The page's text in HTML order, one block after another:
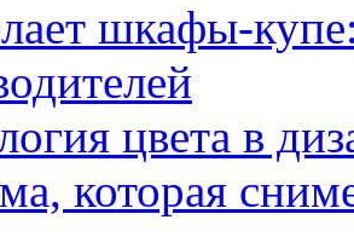
шкафы-
цвета в
которая